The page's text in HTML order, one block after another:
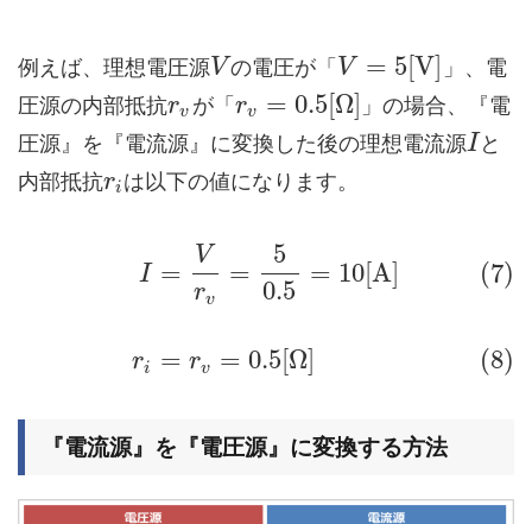
例えば、理想電圧源V の電圧が「 V = 5[V] 」、電
圧源の内部抵抗rv が「 rv = 0.5[Ω] 」の場合、『電
圧源』を『電流源』に変換した後の理想電流源I と
内部抵抗ri は以下の値になります。
I
ri
=
=
V
rv
=
5
0.5
= 10[A]
rv = 0.5 Ω
(7)
(8)
『電流源』を『電圧源』に変換する方法